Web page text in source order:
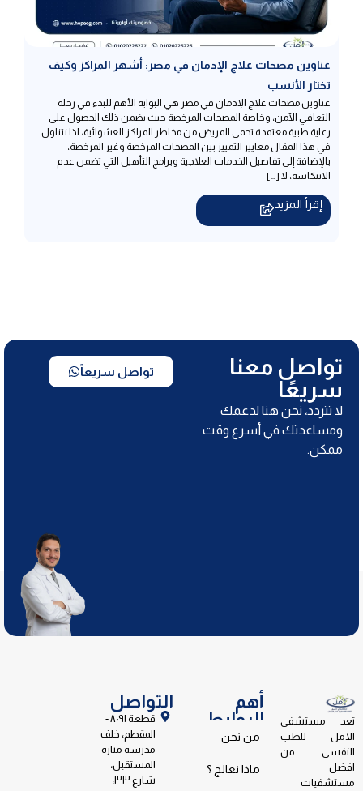
عناوين مصحات علاج الإدمان في مصر: أشهر المراكز وكيف
تختار الأنسب
عناوين مصحات علاج الإدمان في مصر هي البوابة الأهم للبدء في رحلة
التعافي الآمن، وخاصة المصحات المرخصة حيث يضمن ذلك الحصول على
رعاية طبية معتمدة تحمي المريض من مخاطر المراكز العشوائية، لذا نتناول
في هذا المقال معايير التمييز بين المصحات المرخصة وغير المرخصة،
بالإضافة إلى تفاصيل الخدمات العلاجية وبرامج التأهيل التي تضمن عدم
الانتكاسة، لا […]
إقرأ المزيد
تواصل معنا
سريعًا
لا تتردد، نحن هنا لدعمك
ومساعدتك في أسرع وقت
ممكن.
تواصل سريعاً
تعد مستشفى
الامل للطب
النفسى من
افضل
مستشفيات
أهم
الروابط
من نحن
ماذا نعالج ؟
التواصل
قطعة ٨٠٩١ -
المقطم، خلف
مدرسة منارة
المستقبل،
شارع ٣٣،